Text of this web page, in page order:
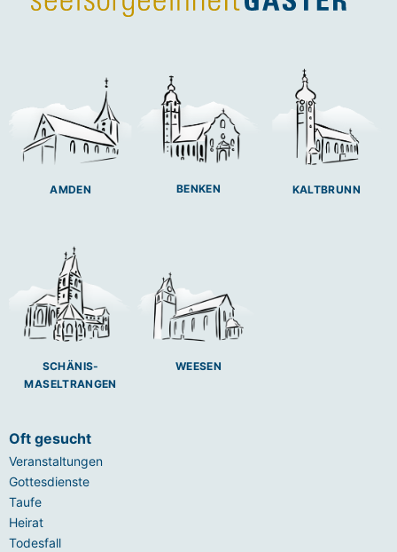
AMDEN BENKEN KALTBRUNN
SCHÄNIS-
MASELTRANGEN
WEESEN
Oft gesucht
Veranstaltungen
Gottesdienste
Taufe
Heirat
Todesfall